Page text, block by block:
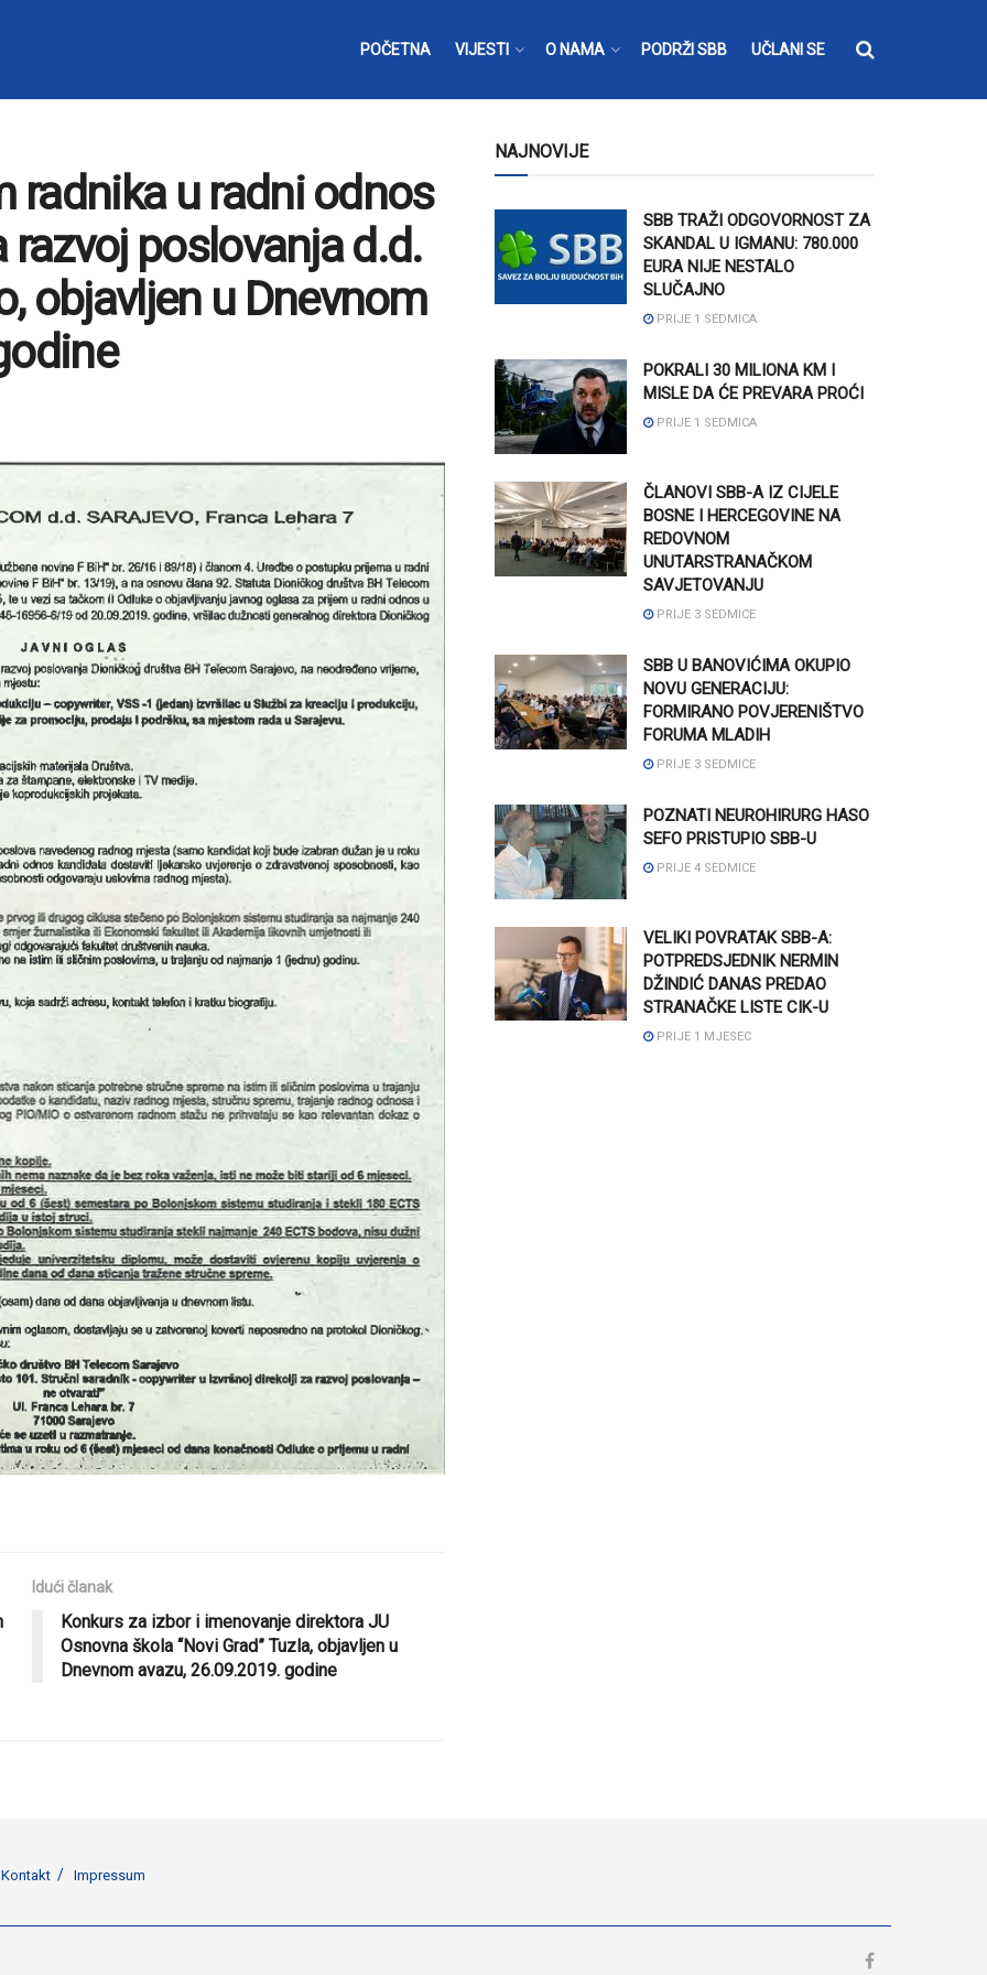
POČETNA VIJESTI O NAMA PODRŽI SBB UČLANI SE
radnika u radni odnos
poslovanja d.d.
objavljen u Dnevnom
Idući članak
Konkurs za izbor i imenovanje direktora JU
Osnovna škola “Novi Grad” Tuzla, objavljen u
Dnevnom avazu, 26.09.2019. godine
NAJNOVIJE
SBB TRAŽI ODGOVORNOST ZA
SKANDAL U IGMANU: 780.000
EURA NIJE NESTALO
SLUČAJNO
PRIJE 1 SEDMICA
POKRALI 30 MILIONA KM I
MISLE DA ĆE PREVARA PROĆI
PRIJE 1 SEDMICA
ČLANOVI SBB-A IZ CIJELE
BOSNE I HERCEGOVINE NA
REDOVNOM
UNUTARSTRANAČKOM
SAVJETOVANJU
PRIJE 3 SEDMICE
SBB U BANOVIĆIMA OKUPIO
NOVU GENERACIJU:
FORMIRANO POVJERENIŠTVO
FORUMA MLADIH
PRIJE 3 SEDMICE
POZNATI NEUROHIRURG HASO
SEFO PRISTUPIO SBB-U
PRIJE 4 SEDMICE
VELIKI POVRATAK SBB-A:
POTPREDSJEDNIK NERMIN
DŽINDIĆ DANAS PREDAO
STRANAČKE LISTE CIK-U
PRIJE 1 MJESEC
Kontakt Impressum